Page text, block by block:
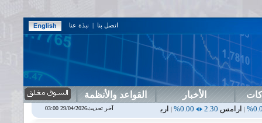
اتصل بنا | نبذة عنا
الأخبار القواعد والأنظمة
2.30
|اربيل 0.00
0.00%
|اسفنج1.87